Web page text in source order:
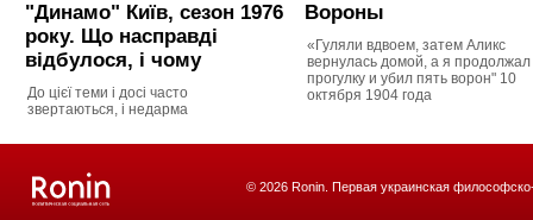
"Динамо" Київ, сезон 1976
року. Що насправді
відбулося, і чому
До цієї теми і досі часто
звертаються, і недарма
Вороны
«Гуляли вдвоем, затем Аликс
вернулась домой, а я продолжал
прогулку и убил пять ворон" 10
октября 1904 года
© 2026 Ronin. Первая украинская